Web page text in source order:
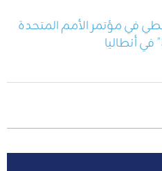
في مؤتمر الأمم المتحدة